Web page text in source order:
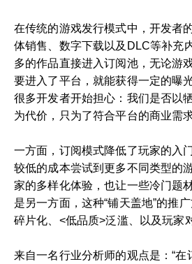
在传统的游戏发行模式中，开发者
体销售、数字下载以及DLC等补充
多的作品直接进入订阅池，无论游
要进入了平台，就能获得一定的曝
很多开发者开始担心：我们是否以
为代价，只为了符合平台的商业需
一方面，订阅模式降低了玩家的入
较低的成本尝试到更多不同类型的
家的多样化体验，也让一些冷门题
是另一方面，这种“铺天盖地”的推
碎片化、<低品质>泛滥、以及玩家
来自一名行业分析师的观点是：“在